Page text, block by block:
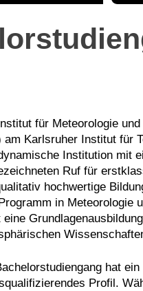
für Meteorologie
am Karlsruher Institut für
Institution mit
Ruf für
hochwertige
in Meteorologie
eine
hat
Profil.